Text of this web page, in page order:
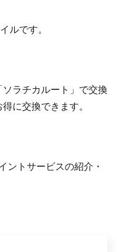
ルです。
ラチカルート」で交換
に交換できます。
ントサービスの紹介・